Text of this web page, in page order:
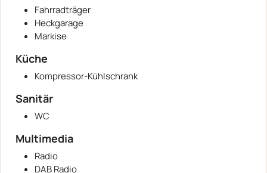
Fahrradträger
Heckgarage
Markise
Küche
Kompressor-Kühlschrank
Sanitär
WC
Multimedia
Radio
DAB Radio